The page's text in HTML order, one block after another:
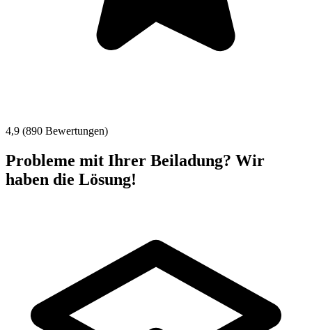
4,9 (890 Bewertungen)
Probleme mit Ihrer Beiladung? Wir
haben die Lösung!